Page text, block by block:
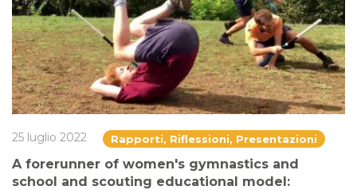
25 luglio 2022 Rapporti, Riflessioni, Presentazioni
A forerunner of women's gymnastics and
school and scouting educational model: